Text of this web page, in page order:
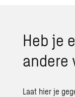
Heb je
an­de­re
Laat hier je